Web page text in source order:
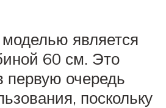
является
60 см. Это
первую очередь
поскольку